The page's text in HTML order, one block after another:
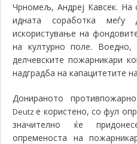
Чрномељ, Андреј Кавсек. На
идната соработка
искористување на
на културно поле.
делчевските пожарникари
надградба на капацитетите
Донираното
Deutzе користено, со фул
значително ќе
опременоста на